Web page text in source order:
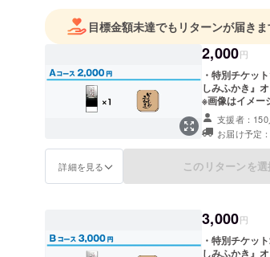
目標金額未達でもリターンが届き
2,000円
・特別チケッ
しみふかき』
※画像はイメー
なる場合がござ
支援者：150
お届け予定
詳細を見る このリターンを
3,000円
・特別チケッ
しみふかき』